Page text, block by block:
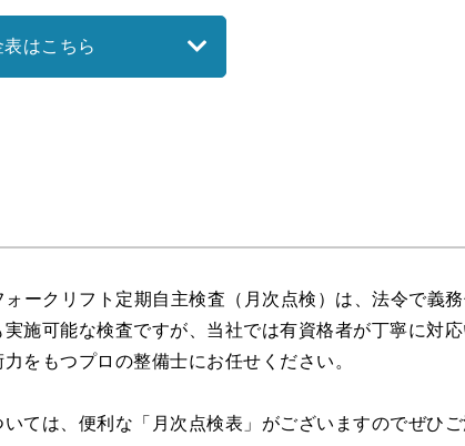
表はこちら
ォークリフト定期自主検査（月次点検）は、法令で義務
施可能な検査ですが、当社では有資格者が丁寧に対
をもつプロの整備士にお任せください。
ては、便利な「月次点検表」がございますのでぜひご